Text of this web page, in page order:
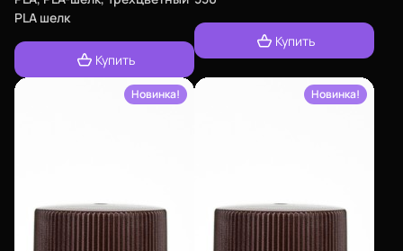
PLA шелк
Купить
Купить
Новинка! Новинка!